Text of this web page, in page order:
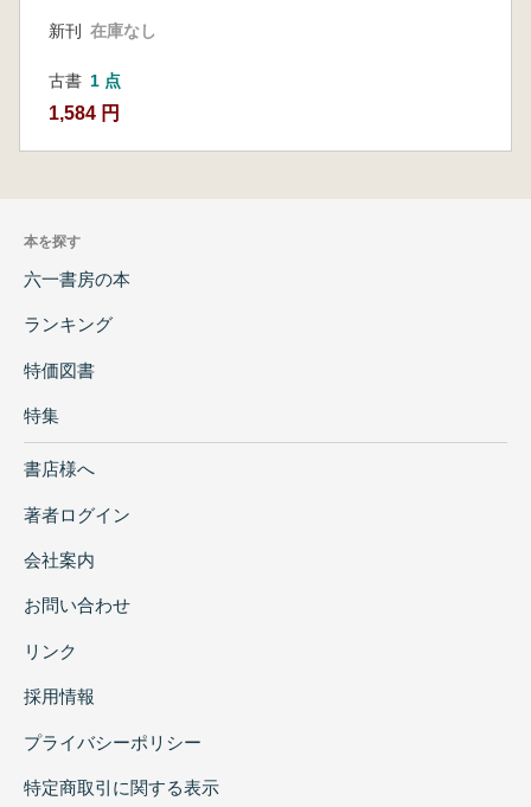
事例集
新刊 在庫なし
古書 1 点
1,584 円
本を探す
六一書房の本
ランキング
特価図書
特集
書店様へ
著者ログイン
会社案内
お問い合わせ
リンク
採用情報
プライバシーポリシー
特定商取引に関する表示